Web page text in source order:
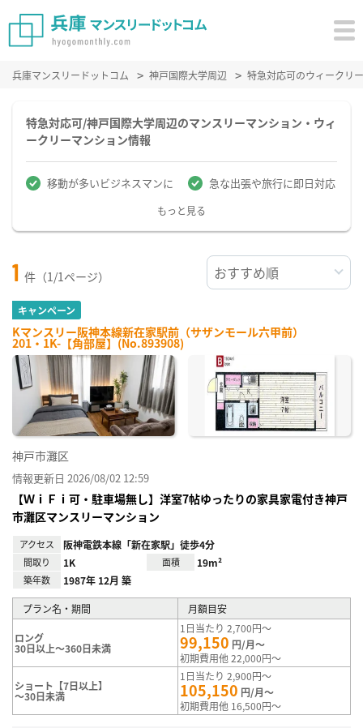
兵庫マンスリードットコム 神戸国際大学周辺 特急対応可のウィークリ
特急対応可/神戸国際大学周辺のマンスリーマンション・ウィ
ークリーマンション情報
移動が多いビジネスマンに 急な出張や旅行に即日対応
もっと見る
1 件（1/1ページ）
キャンペーン
Kマンスリー阪神本線新在家駅前（サザンモール六甲前）
201・1K-【角部屋】(No.893908)
神戸市灘区
情報更新日 2026/08/02 12:59
【ＷｉＦｉ可・駐車場無し】洋室7帖ゆったりの家具家電付き神戸
市灘区マンスリーマンション
アクセス 阪神電鉄本線「新在家駅」徒歩4分
間取り 1K 面積 19m²
築年数 1987年 12月 築
プラン名・期間 月額目安
ロング
30日以上～360日未満
1日当たり 2,700円～
99,150 円/月～
初期費用他 22,000円～
ショート【7日以上】
～30日未満
1日当たり 2,900円～
105,150 円/月～
初期費用他 16,500円～